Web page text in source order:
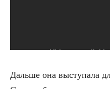
Даль­ше она высту­па­ла